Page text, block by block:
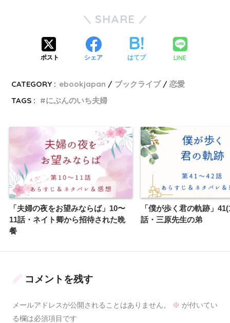
SHARE
ポスト シェア はてブ LINE
CATEGORY : ebookjapan ブックライブ
恋愛
TAGS :
にぶんのいち夫婦
「夫婦の夜をお望みならば」10〜
11話・ネイト卿から招待された晩
餐
「僕が歩く君の軌跡」
話・三原先生の弟
コメントを残す
メールアドレスが公開されることはありません。 ※ が付いてい
る欄は必須項目です